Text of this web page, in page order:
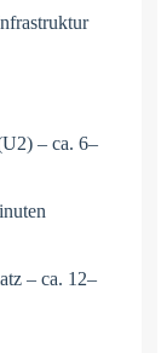
– ca. 6–
– ca. 12–